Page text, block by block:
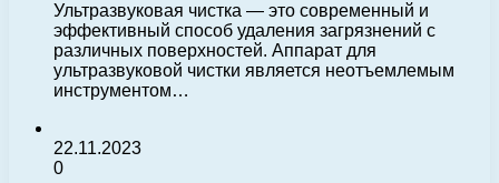
Ультразвуковая чистка — это современный и
эффективный способ удаления загрязнений с
различных поверхностей. Аппарат для
ультразвуковой чистки является неотъемлемым
инструментом…
22.11.2023
0